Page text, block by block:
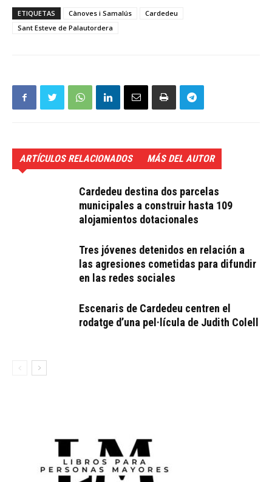
ETIQUETAS Cànoves i Samalús
Cardedeu
Sant Esteve de Palautordera
ARTÍCULOS RELACIONADOS MÁS DEL AUTOR
Cardedeu destina dos parcelas
municipales a construir hasta 109
alojamientos dotacionales
Tres jóvenes detenidos en relación a
las agresiones cometidas para difundir
en las redes sociales
Escenaris de Cardedeu centren el
rodatge d’una pel·lícula de Judith Colell